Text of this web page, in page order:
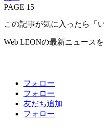
PAGE 15
この記事が気に入ったら「
Web LEONの最新ニュース
フォロー
フォロー
友だち追加
フォロー